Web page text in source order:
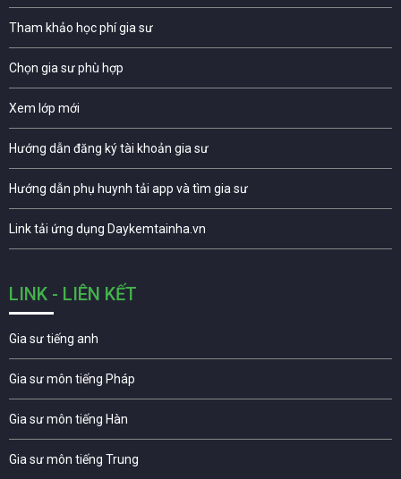
Tham khảo học phí gia sư
Chọn gia sư phù hợp
Xem lớp mới
Hướng dẫn đăng ký tài khoản gia sư
Hướng dẫn phụ huynh tải app và tìm gia sư
Link tải ứng dụng Daykemtainha.vn
LINK - LIÊN KẾT
Gia sư tiếng anh
Gia sư môn tiếng Pháp
Gia sư môn tiếng Hàn
Gia sư môn tiếng Trung